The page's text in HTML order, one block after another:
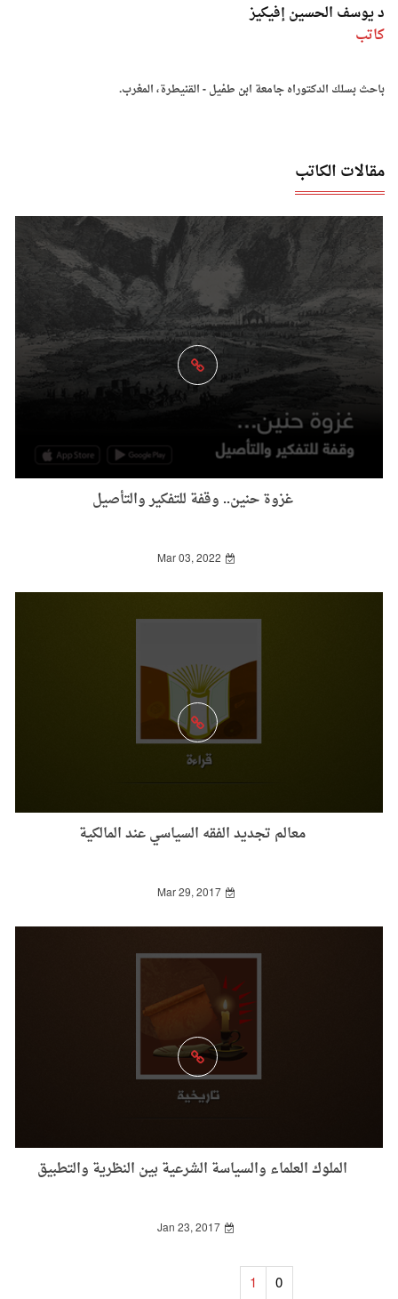
د يوسف الحسين إفيكيز
كاتب
باحث بسلك الدكتوراه جامعة ابن طفيل - القنيطرة، المغرب.
مقالات الكاتب
غزوة حنين.. وقفة للتفكير والتأصيل
Mar 03, 2022
معالم تجديد الفقه السياسي عند المالكية
Mar 29, 2017
الملوك العلماء والسياسة الشرعية بين النظرية والتطبيق
Jan 23, 2017
0
1